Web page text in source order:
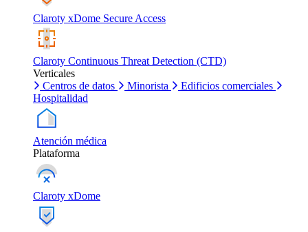
Claroty xDome Secure Access
Claroty Continuous Threat Detection (CTD)
Verticales
Centros de datos
Minorista
Edificios comerciales
Hospitalidad
Atención médica
Plataforma
Claroty xDome